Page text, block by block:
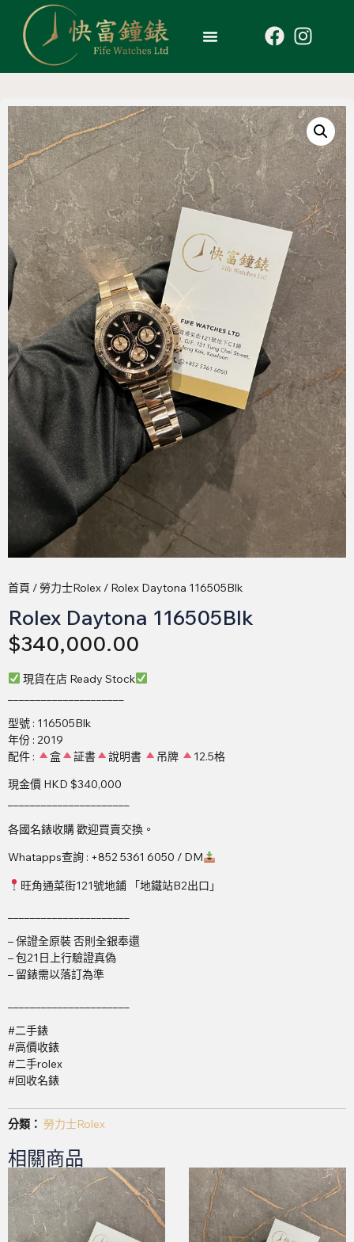
首頁 /勞力士Rolex / Rolex Daytona 116505Blk
Rolex Daytona 116505Blk
$340,000.00
現貨在店 Ready Stock
型號 : 116505Blk
年份 : 2019
配件 :
盒 証書 說明書 吊牌
12.5格
現金價 HKD $340,000
各國名錶收購 歡迎買賣交換。
Whatapps查詢 : +852 5361 6050 / DM
旺角通菜街121號地鋪 「地鐵站B2出口」
– 保證全原裝 否則全銀奉還
– 包21日上行驗證真偽
– 留錶需以落訂為準
#二手錶
#高價收錶
#二手rolex
#回收名錶
分類： 勞力士Rolex
相關商品